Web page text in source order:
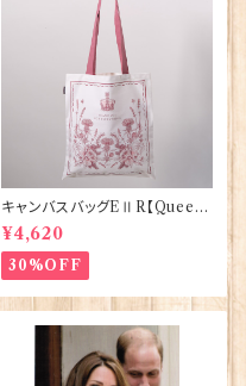
キャンバスバッグEⅡR【Queen
ElizabethⅡ Commemorativ
e】Victoria Eggs 90332
¥4,620
30%OFF